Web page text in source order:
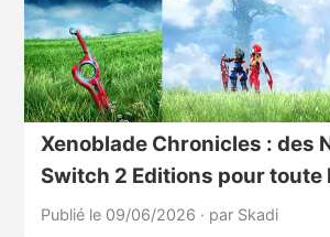
Xenoblade Chronicles : des
Switch 2 Editions pour toute
Publié le 09/06/2026 · par Skadi